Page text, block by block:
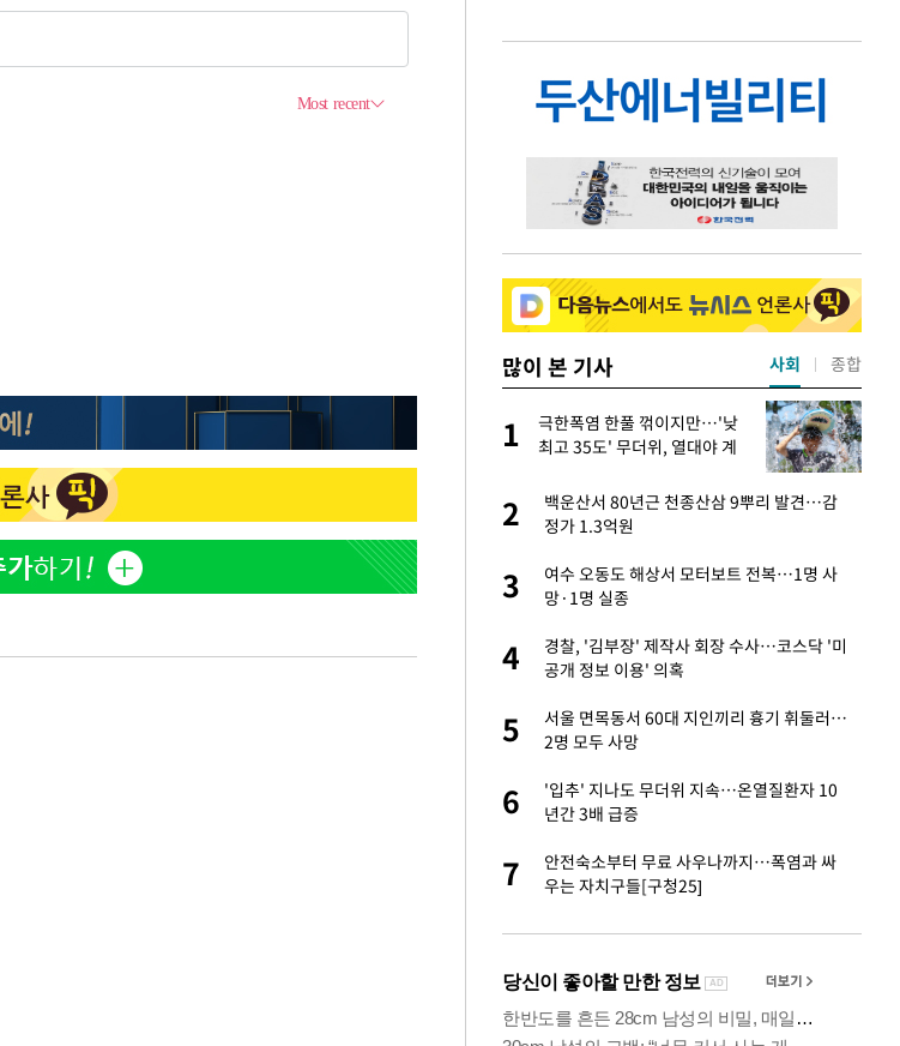
많이 본 기사
"손 떨림 포착"…카라 한승
연, 건강 괜찮나 팬들 '걱정'
2
3
김희철, 거꾸로 걸린 광복절 태극기 현수막에
"X돌았네"
4
1
극한폭염 한풀 꺾이지만…'낮
최고 35도' 무더위, 열대야 계
2
백운산서 80년근 천종산삼 9뿌리 발견…감
정가 1.3억원
3
여수 오동도 해상서 모터보트 전복…1명 사
망·1명 실종
4
경찰, '김부장' 제작사 회장 수사…코스닥 '미
공개 정보 이용' 의혹
5
서울 면목동서 60대 지인끼리 흉기 휘둘러…
2명 모두 사망
6
'입추' 지나도 무더위 지속…온열질환자 10
년간 3배 급증
7
안전숙소부터 무료 사우나까지…폭염과 싸
우는 자치구들[구청25]
사회 종합